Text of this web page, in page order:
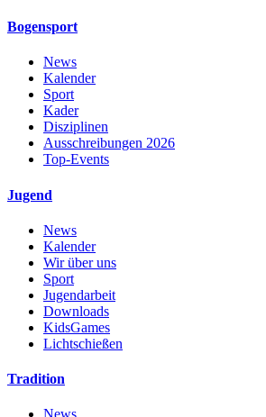
Bogensport
News
Kalender
Sport
Kader
Disziplinen
Ausschreibungen 2026
Top-Events
Jugend
News
Kalender
Wir über uns
Sport
Jugendarbeit
Downloads
KidsGames
Lichtschießen
Tradition